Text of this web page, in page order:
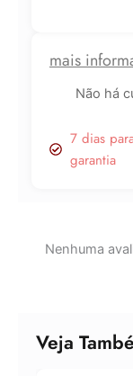
mais
Não há
7 dias
garantia
Nenhuma
Veja